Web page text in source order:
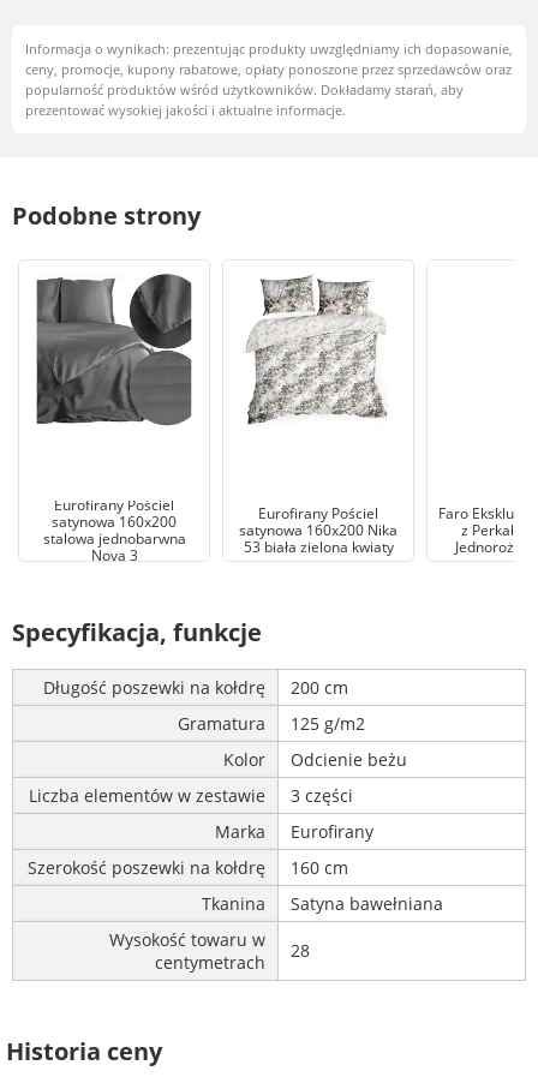
Informacja o wynikach: prezentując produkty uwzględniamy ich dopasowanie,
ceny, promocje, kupony rabatowe, opłaty ponoszone przez sprzedawców oraz
popularność produktów wśród użytkowników. Dokładamy starań, aby
prezentować wysokiej jakości i aktualne informacje.
Podobne strony
Eurofirany Pościel
satynowa 160x200
stalowa jednobarwna
Nova 3
Eurofirany Pościel
satynowa 160x200 Nika
53 biała zielona kwiaty
Faro
z Perkalu
Jednorożec
Specyfikacja, funkcje
Długość poszewki na kołdrę
200 cm
Gramatura
125 g/m2
Kolor
Odcienie beżu
Liczba elementów w zestawie
3 części
Marka
Eurofirany
Szerokość poszewki na kołdrę
160 cm
Tkanina
Satyna bawełniana
Wysokość towaru w
centymetrach
28
Historia ceny